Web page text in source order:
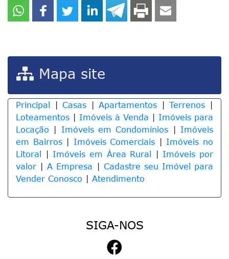
Mapa site
Principal Casas Apartamentos |Terrenos
Loteamentos
Imóveis à Venda
Imóveis para
Locação
Imóveis em Condomínios
Imóveis
em Bairros| Imóveis Comerciais
Imóveis no
Litoral
Imóveis em Área Rural
Imóveis por
valor
A Empresa
Cadastre seu Imóvel para
Vender Conosco
Atendimento
SIGA-NOS